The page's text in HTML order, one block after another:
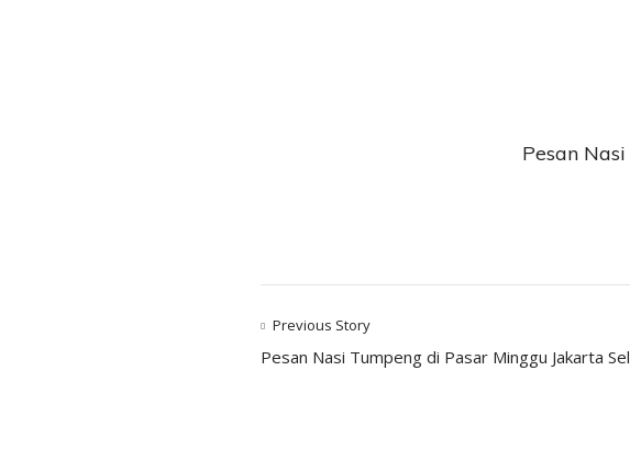
Pesan
Previous Story
Pesan Nasi Tumpeng di Pasar Minggu Jakarta